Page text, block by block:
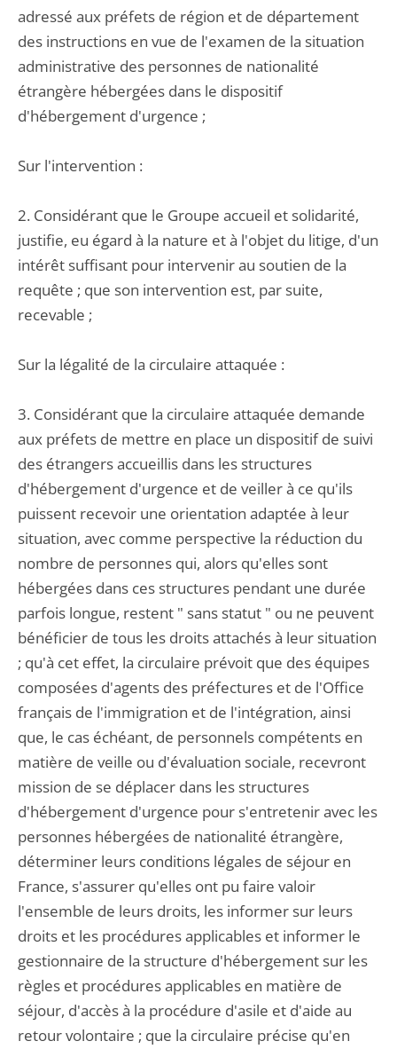
adressé aux préfets de région et de département
des instructions en vue de l'examen de la situation
administrative des personnes de nationalité
étrangère hébergées dans le dispositif
d'hébergement d'urgence ;
Sur l'intervention :
2. Considérant que le Groupe accueil et solidarité,
justifie, eu égard à la nature et à l'objet du litige, d'un
intérêt suffisant pour intervenir au soutien de la
requête ; que son intervention est, par suite,
recevable ;
Sur la légalité de la circulaire attaquée :
3. Considérant que la circulaire attaquée demande
aux préfets de mettre en place un dispositif de suivi
des étrangers accueillis dans les structures
d'hébergement d'urgence et de veiller à ce qu'ils
puissent recevoir une orientation adaptée à leur
situation, avec comme perspective la réduction du
nombre de personnes qui, alors qu'elles sont
hébergées dans ces structures pendant une durée
parfois longue, restent " sans statut " ou ne peuvent
bénéficier de tous les droits attachés à leur situation
; qu'à cet effet, la circulaire prévoit que des équipes
composées d'agents des préfectures et de l'Office
français de l'immigration et de l'intégration, ainsi
que, le cas échéant, de personnels compétents en
matière de veille ou d'évaluation sociale, recevront
mission de se déplacer dans les structures
d'hébergement d'urgence pour s'entretenir avec les
personnes hébergées de nationalité étrangère,
déterminer leurs conditions légales de séjour en
France, s'assurer qu'elles ont pu faire valoir
l'ensemble de leurs droits, les informer sur leurs
droits et les procédures applicables et informer le
gestionnaire de la structure d'hébergement sur les
règles et procédures applicables en matière de
séjour, d'accès à la procédure d'asile et d'aide au
retour volontaire ; que la circulaire précise qu'en